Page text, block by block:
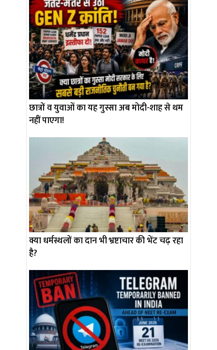
छात्रों व युवाओं का यह गुस्सा अब मोदी-शाह से थम
नहीं पाएगा!
क्या धर्मस्थलों का दान भी भ्रष्टाचार की भेंट चढ़ रहा
है?